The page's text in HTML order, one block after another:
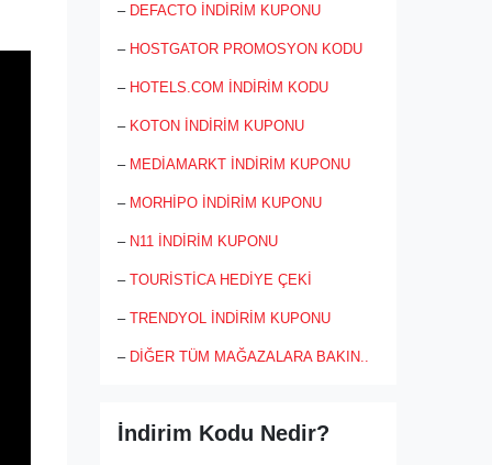
hakkı bulunmaktadır. Firma açmak
kendilerine özel tasarımlar
telefonundan yönlendirilebilmekte,
çekerek siteye yükleme işlemi
Tüm bu hizmetler için üç günlük ücretsiz
deneme süresi tüm firmalara tanınmakta,
daha sonrasında hizmetlerden
faydalanmaya devam etmek isteyenler
için aylık veya yıllık ücret paketleri
bulunmaktadır. Kredi kartı bilgisi
sonrasında peşin fiyatına taksit imkânı
– DEFACTO İNDİRİM KUPONU
– HOSTGATOR PROMOSYON KODU
– HOTELS.COM İNDİRİM KODU
– KOTON İNDİRİM KUPONU
– MEDİAMARKT İNDİRİM KUPONU
– MORHİPO İNDİRİM KUPONU
– N11 İNDİRİM KUPONU
– TOURİSTİCA HEDİYE ÇEKİ
– TRENDYOL İNDİRİM KUPONU
– DİĞER TÜM MAĞAZALARA BAKIN..
İndirim Kodu Nedir?